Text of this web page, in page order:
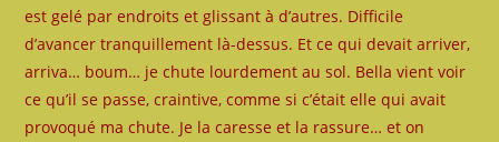
est gelé par endroits et glissant à d’autres. Difficile
d’avancer tranquillement là-dessus. Et ce qui devait arriver,
arriva… boum… je chute lourdement au sol. Bella vient voir
ce qu’il se passe, craintive, comme si c’était elle qui avait
provoqué ma chute. Je la caresse et la rassure… et on